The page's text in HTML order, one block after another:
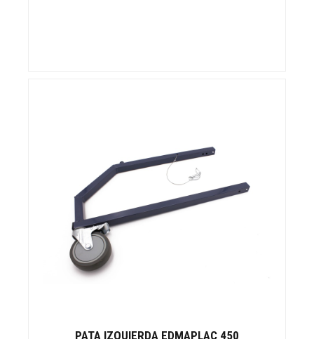
PATA IZQUIERDA EDMAPLAC 450